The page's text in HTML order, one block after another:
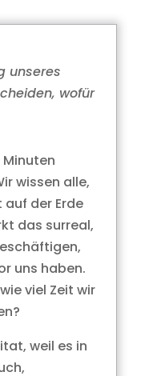
unseres
wofür
wissen alle,
auf der Erde
das surreal,
uns haben.
viel Zeit wir
weil es in